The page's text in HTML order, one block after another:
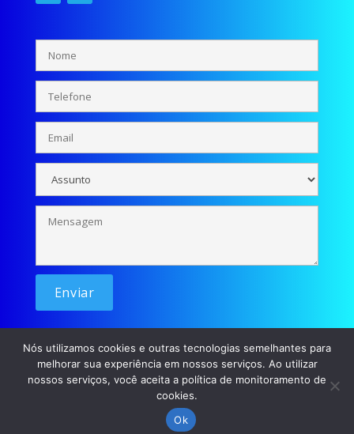
© Se liga Moçada - 2026 / Desenvolvimento: p45m0
Nós utilizamos cookies e outras tecnologias semelhantes para
melhorar sua experiência em nossos serviços. Ao utilizar
nossos serviços, você aceita a política de monitoramento de
cookies.
Ok